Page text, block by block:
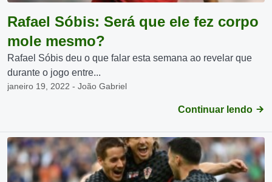
Rafael Sóbis: Será que ele fez corpo
mole mesmo?
Rafael Sóbis deu o que falar esta semana ao revelar que
durante o jogo entre...
janeiro 19, 2022 - João Gabriel
Continuar lendo